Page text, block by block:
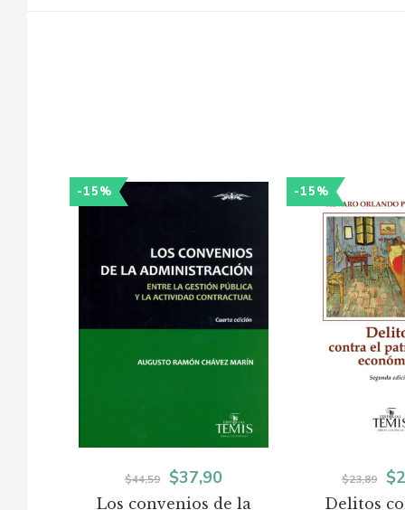
-15%
Los convenios de la
$44,59
El
$37,90El
-15%
Delitos
$23,89
El
$